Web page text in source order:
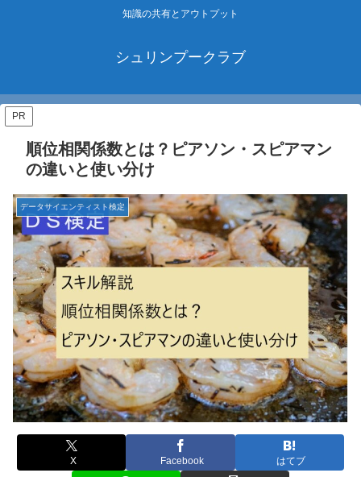
知識の共有とアウトプット
シュリンプークラブ
PR
順位相関係数とは？ピアソン・スピアマン
の違いと使い分け
データサイエンティスト検定
X Facebook はてブ